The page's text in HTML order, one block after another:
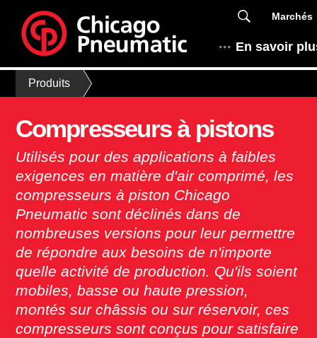
Marchés
En savoir
Produits
Compresseurs à pistons
Utilisés pour des applications à faibles
exigences en matière d'air comprimé, les
compresseurs à piston Chicago
Pneumatic sont déclinés dans de
nombreuses versions pour leur permettre
de répondre aux besoins de n'importe
quelle activité de production. Qu'ils soient
mobiles, basse ou haute pression,
montés sur châssis ou sur réservoir, ces
compresseurs sont conçus pour satisfaire